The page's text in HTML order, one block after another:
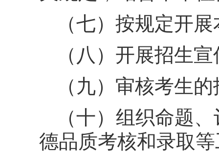
（七）按规定开
（八）开展招生
（九）审核考生
（十）组织命题
德品质考核和录取